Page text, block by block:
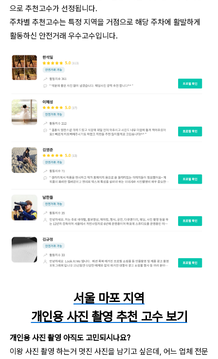
으로 추천고수가 선정됩니다.
주차별 추천고수는 특정 지역을 거점으로 해당 주차에 활발하게
활동하신 안전거래 우수고수입니다.
서울 마포 지역
개인용 사진 촬영 추천 고수 보기
개인용 사진 촬영 아직도 고민되시나요?
이왕 사진 촬영 하는거 멋진 사진을 남기고 싶은데, 어느 업체 전문